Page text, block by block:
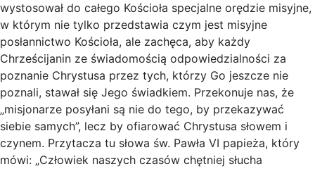
wystosował do całego Kościoła specjalne orędzie misyjne,
w którym nie tylko przedstawia czym jest misyjne
posłannictwo Kościoła, ale zachęca, aby każdy
Chrześcijanin ze świadomością odpowiedzialności za
poznanie Chrystusa przez tych, którzy Go jeszcze nie
poznali, stawał się Jego świadkiem. Przekonuje nas, że
„misjonarze posyłani są nie do tego, by przekazywać
siebie samych”, lecz by ofiarować Chrystusa słowem i
czynem. Przytacza tu słowa św. Pawła VI papieża, który
mówi: „Człowiek naszych czasów chętniej słucha